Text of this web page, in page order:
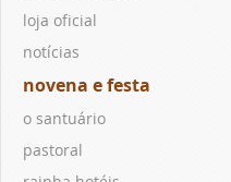
loja oficial
notícias
novena e festa
o santuário
pastoral